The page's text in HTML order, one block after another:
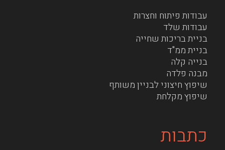
עבודות פיתוח וחצרות
עבודות שלד
בניית בריכות שחייה
בניית ממ"ד
בנייה קלה
מבנה פלדה
שיפוץ חיצוני לבניין משותף
שיפוץ מקלחת
כתבות